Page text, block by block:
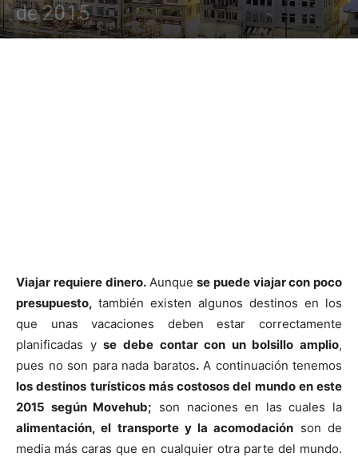
de 2015
Viajar requiere dinero.Aunque se puede viajar con poco
presupuesto, también existen algunos destinos en los
que unas vacaciones deben estar correctamente
planificadas yse debe contar con un bolsillo amplio,
pues no son para nada baratos.A continuación tenemos
los destinos turísticos más costosos del mundo en este
2015 según Movehub; son naciones en las cuales la
alimentación, el transporte y la acomodación son de
media más caras que en cualquier otra parte del mundo.